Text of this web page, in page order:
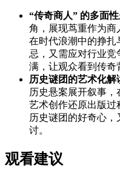
“传奇商人” 的多面
角，展现茑重作为商
在时代浪潮中的挣扎
忌，又需应对行业
满，让观众看到传奇
历史谜团的艺术化解
历史悬案展开叙事
艺术创作还原出版过
历史谜团的好奇心，
讨。
观看建议